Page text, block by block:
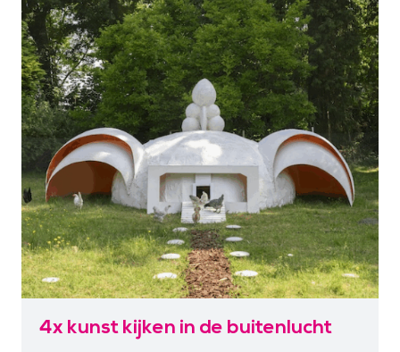
4x kunst kijken in de buitenlucht